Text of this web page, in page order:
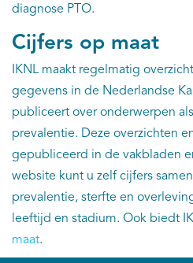
Trials
Webshop
EN
diagnose PTO.
Cijfers op maat
IKNL maakt regelmatig
gegevens in de Nederlandse
publiceert over onderwerpen
prevalentie. Deze overzichten
gepubliceerd in de vakbladen
website kunt u zelf cijfers
prevalentie, sterfte en
leeftijd en stadium. Ook biedt
maat.